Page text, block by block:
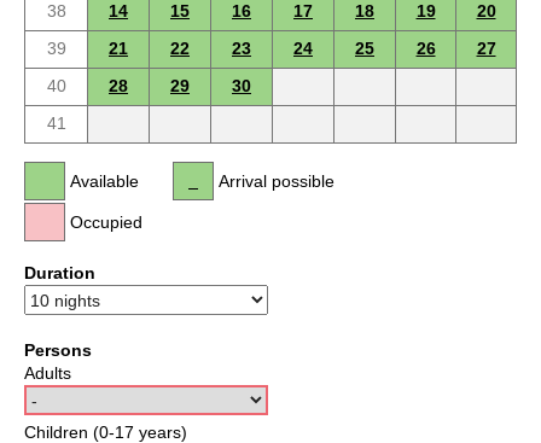
38
14 15 16 17 18 19
20
39
21 22 23 24 25 26
27
40
28 29
30
41
Available
Occupied
Arrival possible
Duration
Persons
Adults
Children (0-17 years)